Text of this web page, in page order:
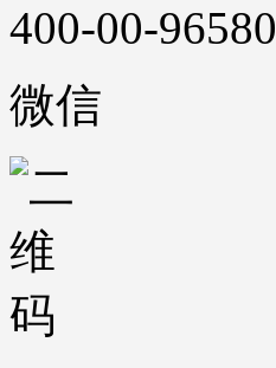
400-00-96580
微信